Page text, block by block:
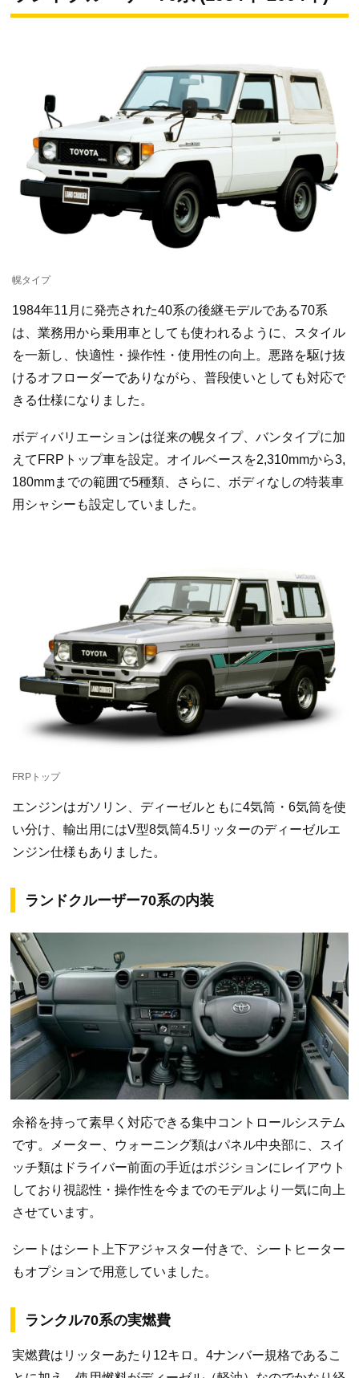
幌タイプ
1984年11月に発売された40系の後継モデルである70系
は、業務用から乗用車としても使われるように、スタイル
を一新し、快適性・操作性・使用性の向上。悪路を駆け抜
けるオフローダーでありながら、普段使いとしても対応で
きる仕様になりました。
ボディバリエーションは従来の幌タイプ、バンタイプに加
えてFRPトップ車を設定。オイルベースを2,310mmから3,
180mmまでの範囲で5種類、さらに、ボディなしの特装車
用シャシーも設定していました。
FRPトップ
エンジンはガソリン、ディーゼルともに4気筒・6気筒を使
い分け、輸出用にはV型8気筒4.5リッターのディーゼルエ
ンジン仕様もありました。
ランドクルーザー70系の内装
余裕を持って素早く対応できる集中コントロールシステム
です。メーター、ウォーニング類はパネル中央部に、スイ
ッチ類はドライバー前面の手近はポジションにレイアウト
しており視認性・操作性を今までのモデルより一気に向上
させています。
シートはシート上下アジャスター付きで、シートヒーター
もオプションで用意していました。
ランクル70系の実燃費
実燃費はリッターあたり12キロ。4ナンバー規格であるこ